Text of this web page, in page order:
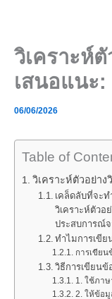
วิเคราะห์
เสนอแนะ
06/06/2026
Table of
วิเคราะห์ตัวอย่า
เคล็ดลับที่จะ
วิเคราะห์ตัวอ
ประสบการณ์จ
ทำไมการเขี
การเขียน
วิธีการเขียน
1. ใช้ภาษ
2. ให้ข้อมู